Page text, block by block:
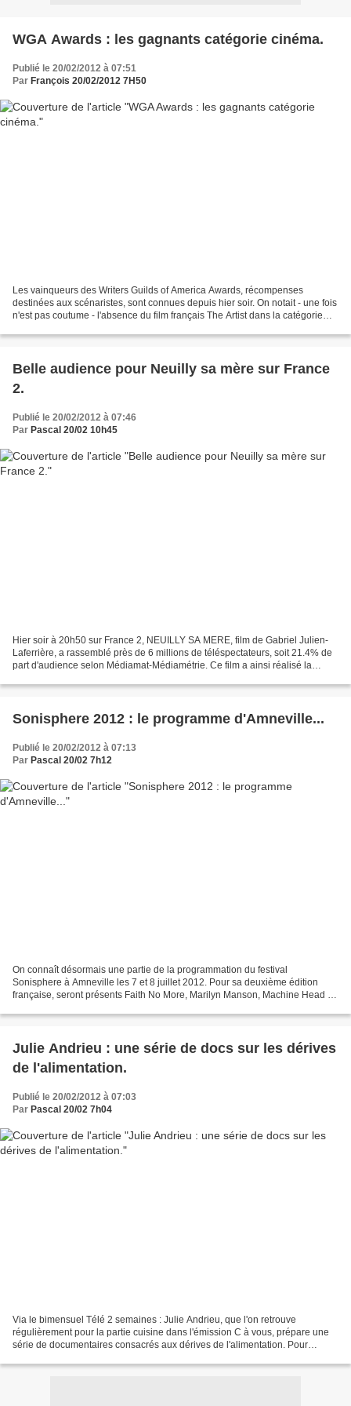
WGA Awards : les gagnants catégorie cinéma.
Publié le 20/02/2012 à 07:51
Par François 20/02/2012 7H50
Les vainqueurs des Writers Guilds of America Awards, récompenses
destinées aux scénaristes, sont connues depuis hier soir. On notait - une fois
n'est pas coutume - l'absence du film français The Artist dans la catégorie
Belle audience pour Neuilly sa mère sur France
2.
Publié le 20/02/2012 à 07:46
Par Pascal 20/02 10h45
Hier soir à 20h50 sur France 2, NEUILLY SA MERE, film de Gabriel Julien-
Laferrière, a rassemblé près de 6 millions de téléspectateurs, soit 21.4% de
part d'audience selon Médiamat-Médiamétrie. Ce film a ainsi réalisé la
Sonisphere 2012 : le programme d'Amneville...
Publié le 20/02/2012 à 07:13
Par Pascal 20/02 7h12
On connaît désormais une partie de la programmation du festival
Sonisphere à Amneville les 7 et 8 juillet 2012. Pour sa deuxième édition
française, seront présents Faith No More, Marilyn Manson, Machine Head le
Julie Andrieu : une série de docs sur les dérives
de l'alimentation.
Publié le 20/02/2012 à 07:03
Par Pascal 20/02 7h04
Via le bimensuel Télé 2 semaines : Julie Andrieu, que l'on retrouve
régulièrement pour la partie cuisine dans l'émission C à vous, prépare une
série de documentaires consacrés aux dérives de l'alimentation. Pour